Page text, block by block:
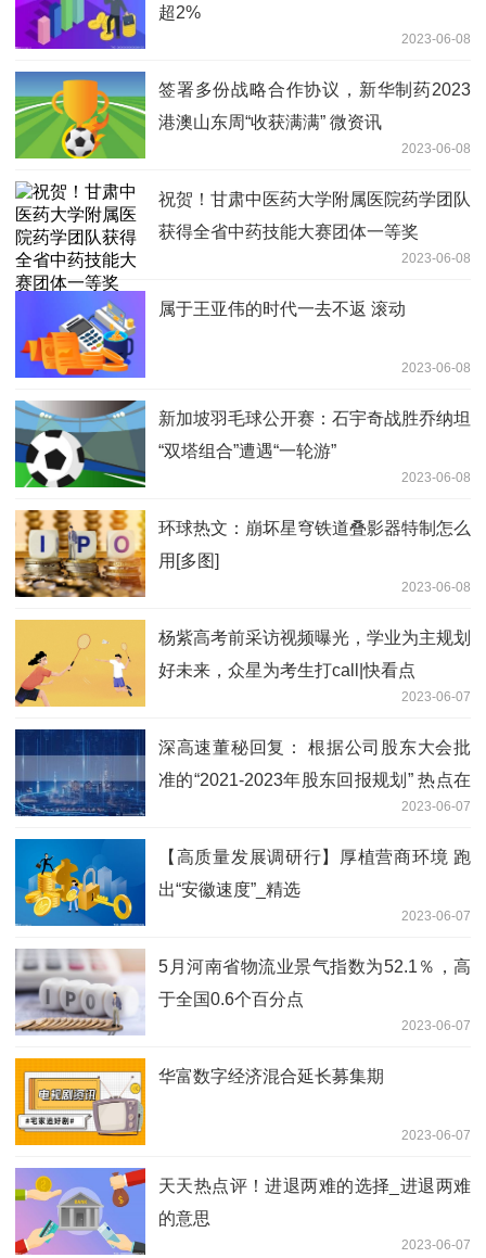
超2%
2023-06-08
签署多份战略合作协议，新华制药2023
港澳山东周“收获满满” 微资讯
2023-06-08
祝贺！甘肃中医药大学附属医院药学团队
获得全省中药技能大赛团体一等奖
2023-06-08
属于王亚伟的时代一去不返 滚动
2023-06-08
新加坡羽毛球公开赛：石宇奇战胜乔纳坦
“双塔组合”遭遇“一轮游”
2023-06-08
环球热文：崩坏星穹铁道叠影器特制怎么
用[多图]
2023-06-08
杨紫高考前采访视频曝光，学业为主规划
好未来，众星为考生打call|快看点
2023-06-07
深高速董秘回复： 根据公司股东大会批
准的“2021-2023年股东回报规划” 热点在
2023-06-07
【高质量发展调研行】厚植营商环境 跑
出“安徽速度”_精选
2023-06-07
5月河南省物流业景气指数为52.1％，高
于全国0.6个百分点
2023-06-07
华富数字经济混合延长募集期
2023-06-07
天天热点评！进退两难的选择_进退两难
的意思
2023-06-07